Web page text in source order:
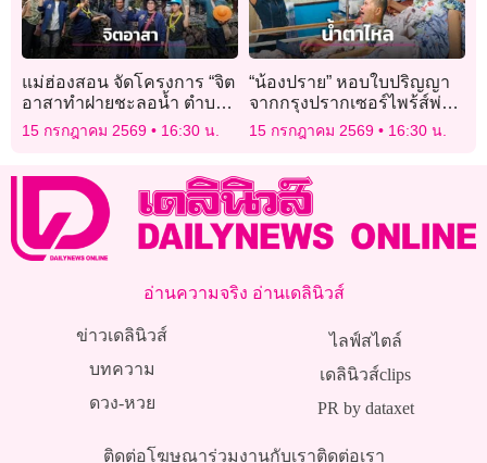
แม่ฮ่องสอน จัดโครงการ “จิต
อาสาทำฝายชะลอน้ำ ตำบล
ห้วยผา”
15 กรกฎาคม 2569 16:30 น.
“น้องปราย” หอบใบปริญญา
จากกรุงปรากเซอร์ไพร้ส์พ่อ
“เด๋อ ดอกสะเดา” โฮดีใจมาก!
15 กรกฎาคม 2569 16:30 น.
อ่านความจริง อ่านเดลินิวส์
ข่าวเดลินิวส์
บทความ
ดวง-หวย
ไลฟ์สไตล์
เดลินิวส์clips
PR by dataxet
ติดต่อโฆษณาร่วมงานกับเราติดต่อเรา